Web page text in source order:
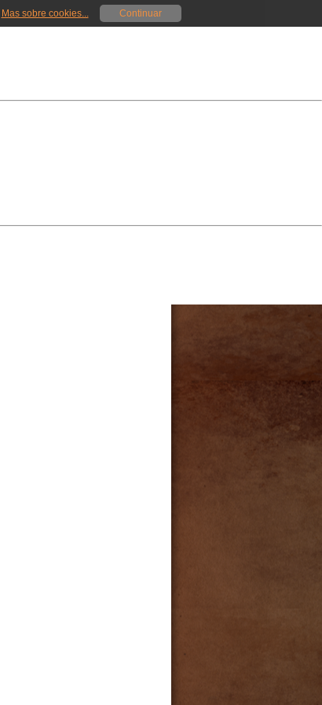
Mas sobre cookies... Continuar